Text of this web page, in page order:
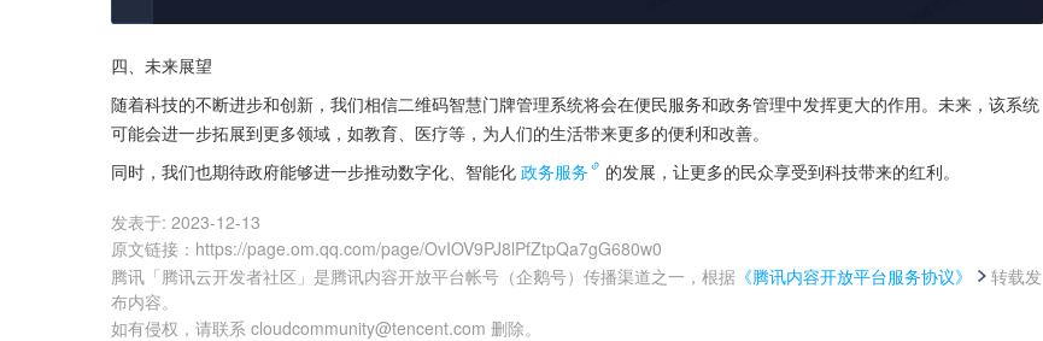
四、未来展望
随着科技的不断进步和创新，我们相信二维码智慧门牌管理系统将会在便民服务和政务管理中发挥更大的作用。未来，该系统
可能会进一步拓展到更多领域，如教育、医疗等，为人们的生活带来更多的便利和改善。
同时，我们也期待政府能够进一步推动数字化、智能化 政务服务 的发展，让更多的民众享受到科技带来的红利。
发表于: 2023-12-13
原文链接 ： https://page.om.qq.com/page/OvIOV9PJ8lPfZtpQa7gG680w0
腾讯「腾讯云开发者社区」是腾讯内容开放平台帐号（企鹅号）传播渠道之一，根据 《腾讯内容开放平台服务协议》
转载发
布内容。
如有侵权，请联系 cloudcommunity@tencent.com 删除。